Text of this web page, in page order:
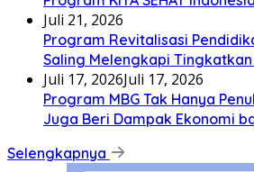
Juli 21, 2026
Program Revitalisasi
Saling Melengkapi Tingkatkan
Juli 17, 2026Juli 17, 2026
Program MBG Tak Hanya
Juga Beri Dampak Ekonomi
Selengkapnya